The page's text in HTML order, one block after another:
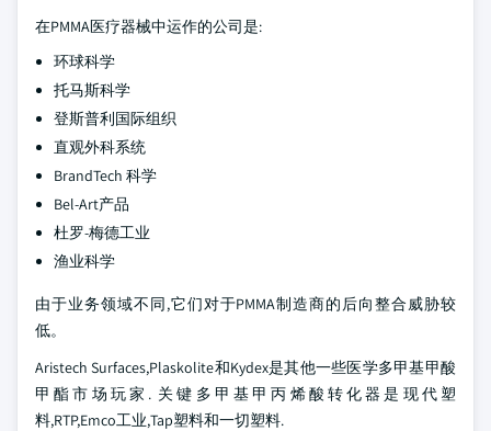
在PMMA医疗器械中运作的公司是:
环球科学
托马斯科学
登斯普利国际组织
直观外科系统
BrandTech 科学
Bel-Art产品
杜罗-梅德工业
渔业科学
由于业务领域不同,它们对于PMMA制造商的后向整合威胁较
低。
Aristech Surfaces,Plaskolite和Kydex是其他一些医学多甲基甲酸
甲酯市场玩家. 关键多甲基甲丙烯酸转化器是现代塑
料,RTP,Emco工业,Tap塑料和一切塑料.